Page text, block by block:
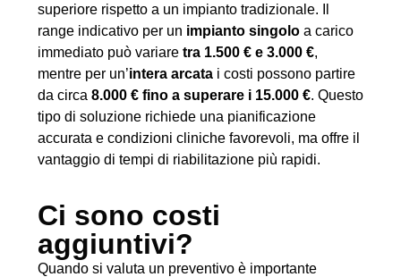
superiore rispetto a un impianto tradizionale. Il
range indicativo per un impianto singolo a carico
immediato può variare tra 1.500 € e 3.000 €,
mentre per un’intera arcata i costi possono partire
da circa 8.000 € fino a superare i 15.000 €. Questo
tipo di soluzione richiede una pianificazione
accurata e condizioni cliniche favorevoli, ma offre il
vantaggio di tempi di riabilitazione più rapidi.
Ci sono costi
aggiuntivi?
Quando si valuta un preventivo è importante